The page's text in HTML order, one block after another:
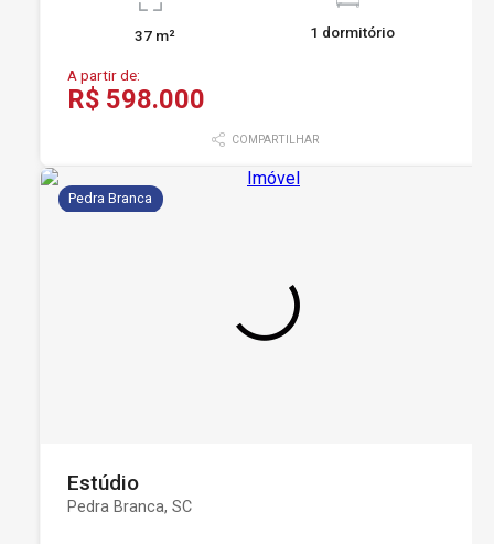
37 m² 1 dormitório
A partir de:
R$ 598.000
COMPARTILHAR
Pedra Branca
Estúdio
Pedra Branca, SC